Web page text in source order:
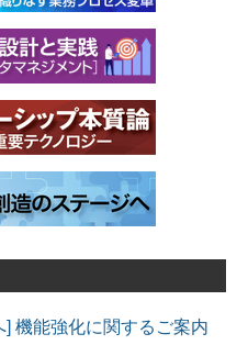
機能強化に関するご案内